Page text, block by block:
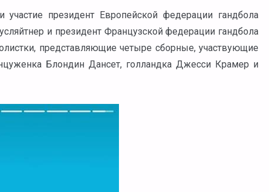
президент Европейской федерации гандбола
и президент Французской федерации гандбола
представляющие четыре сборные, участвующие
Блондин Дансет, голландка Джесси Крамер и